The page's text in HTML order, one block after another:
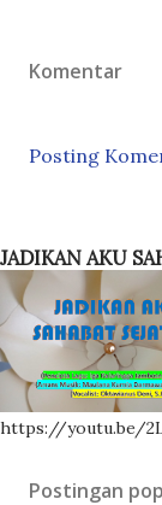
Komentar
Posting
JADIKAN AKU
https://youtu.be/
Postingan